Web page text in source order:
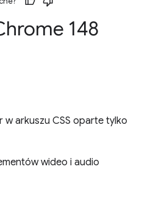
148
w arkuszu CSS oparte tylko
wideo i audio